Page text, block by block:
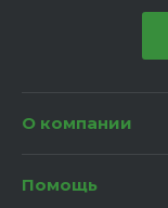
О компании
Помощь